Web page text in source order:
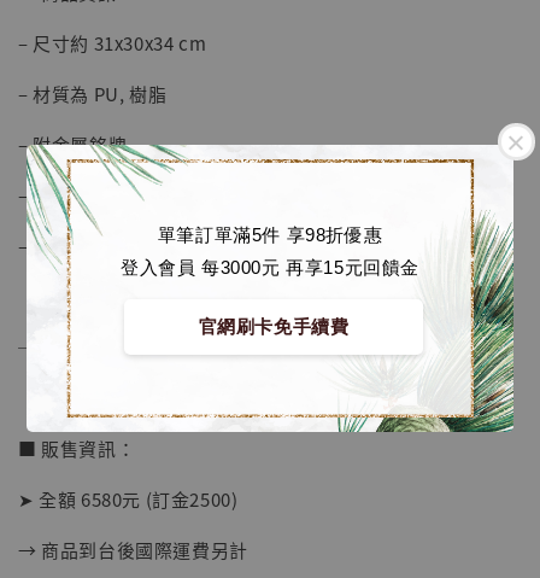
單筆訂單滿5件 享98折優惠
登入會員 每3000元 再享15元回饋金
官網刷卡免手續費
【店內現貨】海賊王 系列蒐藏雕像 布魯克達
摩 [7STARS Studio]
– 尺寸約 31x30x34 cm
– 材質為 PU, 樹脂
– 附金屬銘牌
– 螺旋手裏劍可亮燈
– 可與佩恩雕像共鳴
──────────────
■ 販售資訊：
➤ 全額 6580元 (訂金2500)
→ 商品到台後國際運費另計